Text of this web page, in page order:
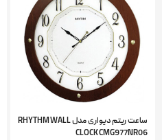
ساعت ریتم دیواری مدل RHYTHM WALL
CLOCK CMG977NR06